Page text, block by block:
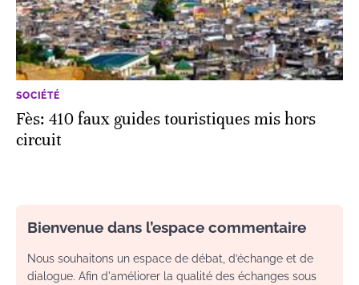
SOCIÉTÉ
Fès: 410 faux guides touristiques mis hors
circuit
Bienvenue dans l’espace commentaire
Nous souhaitons un espace de débat, d’échange et de
dialogue. Afin d'améliorer la qualité des échanges sous